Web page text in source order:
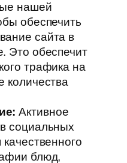
нашей
обеспечить
сайта в
Это обеспечит
трафика на
количества
Активное
социальных
качественного
блюд,